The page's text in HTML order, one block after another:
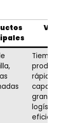
Tiempos de
producción
rápidos,
capacidad
gran
logística
eficiente